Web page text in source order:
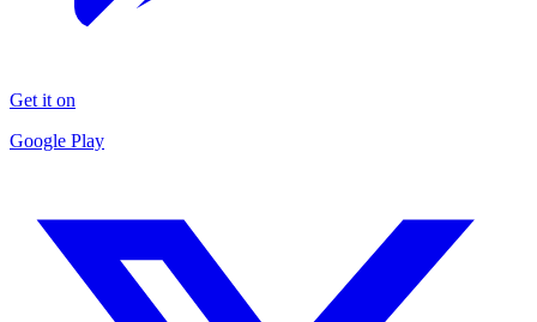
Get it on
Google Play